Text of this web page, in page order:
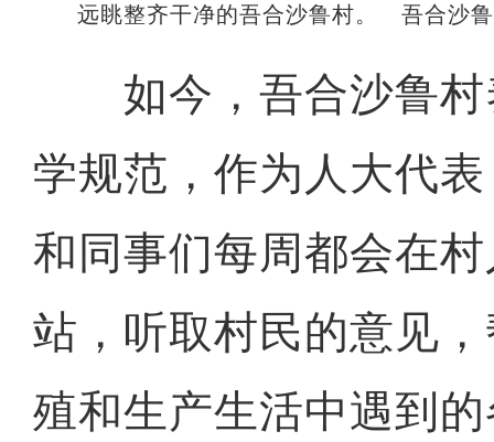
远眺整齐干净的吾合沙鲁村。 吾合沙
如今，吾合沙鲁村
学规范，作为人大代
和同事们每周都会在
站，听取村民的意见
殖和生产生活中遇到